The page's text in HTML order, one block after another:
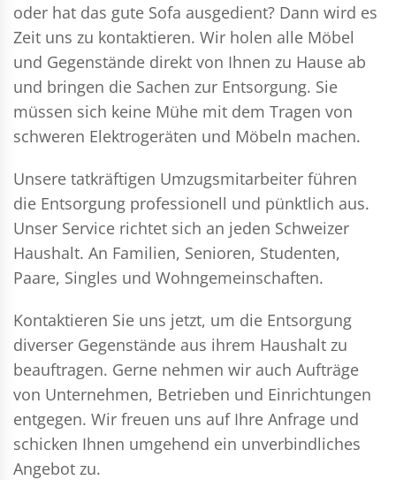
oder hat das gute Sofa ausgedient? Dann wird es
Zeit uns zu kontaktieren. Wir holen alle Möbel
und Gegenstände direkt von Ihnen zu Hause ab
und bringen die Sachen zur Entsorgung. Sie
müssen sich keine Mühe mit dem Tragen von
schweren Elektrogeräten und Möbeln machen.
Unsere tatkräftigen Umzugsmitarbeiter führen
die Entsorgung professionell und pünktlich aus.
Unser Service richtet sich an jeden Schweizer
Haushalt. An Familien, Senioren, Studenten,
Paare, Singles und Wohngemeinschaften.
Kontaktieren Sie uns jetzt, um die Entsorgung
diverser Gegenstände aus ihrem Haushalt zu
beauftragen. Gerne nehmen wir auch Aufträge
von Unternehmen, Betrieben und Einrichtungen
entgegen. Wir freuen uns auf Ihre Anfrage und
schicken Ihnen umgehend ein unverbindliches
Angebot zu.